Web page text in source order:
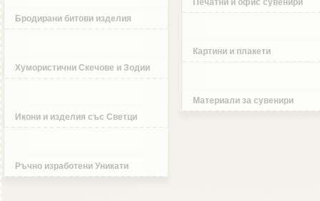
Бродирани битови изделия
Хумористични Скечове и Зодии
Икони и изделия със Светци
Ръчно изработени Уникати
Печатни и офис сувенири
Картини и плакети
Материали за сувенири